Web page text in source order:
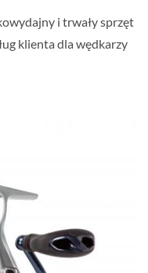
i trwały sprzęt
klienta dla wędkarzy